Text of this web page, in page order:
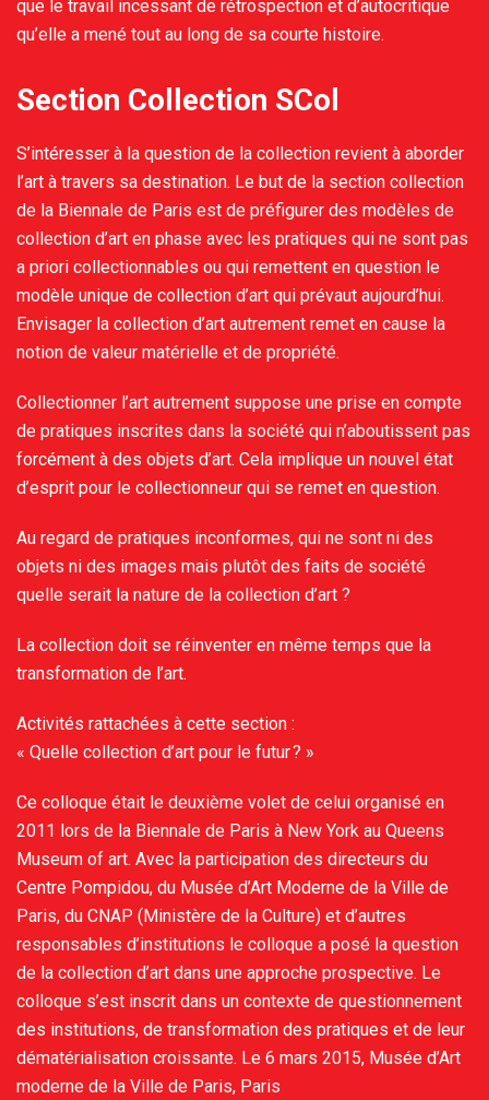
que le travail incessant de rétrospection et d’autocritique
qu’elle a mené tout au long de sa courte histoire.
Section Collection SCol
S’intéresser à la question de la collection revient à aborder
l’art à travers sa destination. Le but de la section collection
de la Biennale de Paris est de préfigurer des modèles de
collection d’art en phase avec les pratiques qui ne sont pas
a priori collectionnables ou qui remettent en question le
modèle unique de collection d’art qui prévaut aujourd’hui.
Envisager la collection d’art autrement remet en cause la
notion de valeur matérielle et de propriété.
Collectionner l’art autrement suppose une prise en compte
de pratiques inscrites dans la société qui n’aboutissent pas
forcément à des objets d’art. Cela implique un nouvel état
d’esprit pour le collectionneur qui se remet en question.
Au regard de pratiques inconformes, qui ne sont ni des
objets ni des images mais plutôt des faits de société
quelle serait la nature de la collection d’art ?
La collection doit se réinventer en même temps que la
transformation de l’art.
Activités rattachées à cette section :
« Quelle collection d’art pour le futur ? »
Ce colloque était le deuxième volet de celui organisé en
2011 lors de la Biennale de Paris à New York au Queens
Museum of art. Avec la participation des directeurs du
Centre Pompidou, du Musée d’Art Moderne de la Ville de
Paris, du CNAP (Ministère de la Culture) et d’autres
responsables d’institutions le colloque a posé la question
de la collection d’art dans une approche prospective. Le
colloque s’est inscrit dans un contexte de questionnement
des institutions, de transformation des pratiques et de leur
dématérialisation croissante. Le 6 mars 2015, Musée d’Art
moderne de la Ville de Paris, Paris